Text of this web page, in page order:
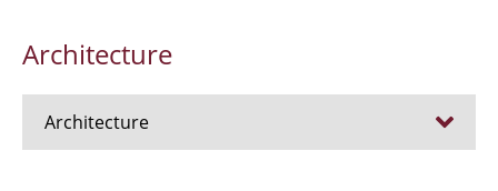
Architecture
Architecture